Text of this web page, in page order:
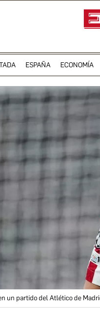
ESPAÑA ECONOMÍA
un partido del Atlético de